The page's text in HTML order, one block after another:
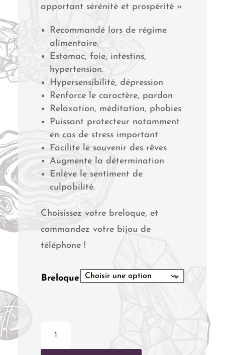
apportant sérénité et prospérité »
Recommandé lors de régime
alimentaire.
Estomac, foie, intestins,
hypertension.
Hypersensibilité, dépression
Renforce le caractère, pardon
Relaxation, méditation, phobies
Puissant protecteur notamment
en cas de stress important
Facilite le souvenir des rêves
Augmente la détermination
Enlève le sentiment de
culpabilité.
Choisissez votre breloque, et
commandez votre bijou de
téléphone !
Breloque